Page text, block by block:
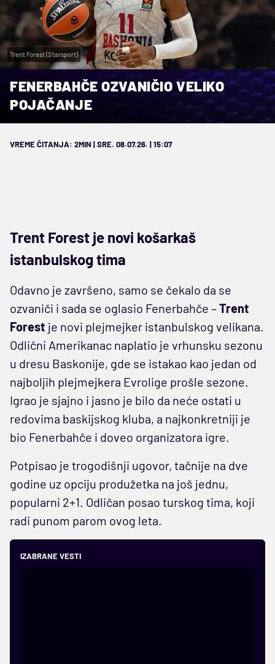
Trent Forest (Starsport)
FENERBAHČE OZVANIČIO VELIKO
POJAČANJE
VREME ČITANJA: 2MIN | SRE. 08.07.26. | 15:07
Trent Forest je novi košarkaš
istanbulskog tima
Odavno je završeno, samo se čekalo da se
ozvaniči i sada se oglasio Fenerbahče –Trent
Forest je novi plejmejker istanbulskog velikana.
Odlični Amerikanac naplatio je vrhunsku sezonu
u dresu Baskonije, gde se istakao kao jedan od
najboljih plejmejkera Evrolige prošle sezone.
Igrao je sjajno i jasno je bilo da neće ostati u
redovima baskijskog kluba, a najkonkretniji je
bio Fenerbahče i doveo organizatora igre.
Potpisao je trogodišnji ugovor, tačnije na dve
godine uz opciju produžetka na još jednu,
popularni 2+1. Odličan posao turskog tima, koji
radi punom parom ovog leta.
IZABRANE VESTI